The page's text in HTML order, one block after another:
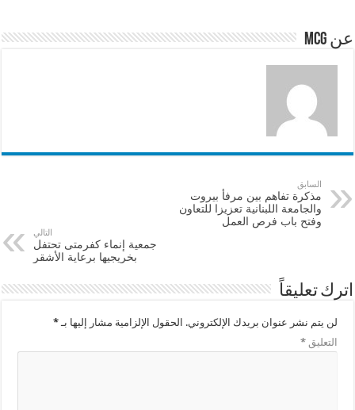
o
k
p
عن mcg
السابق
مذكرة تفاهم بين مرفأ بيروت
والجامعة اللبنانية تعزيزا للتعاون
وفتح باب فرص العمل
التالي
جمعية إنماء كفرمتى تحتفل
بخريجيها برعاية الأشقر
اترك تعليقاً
لن يتم نشر عنوان بريدك الإلكتروني. الحقول الإلزامية مشار إليها بـ*
التعليق*